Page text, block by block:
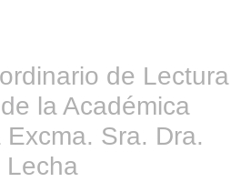
de Lectura
la Académica
Sra. Dra.
Lecha